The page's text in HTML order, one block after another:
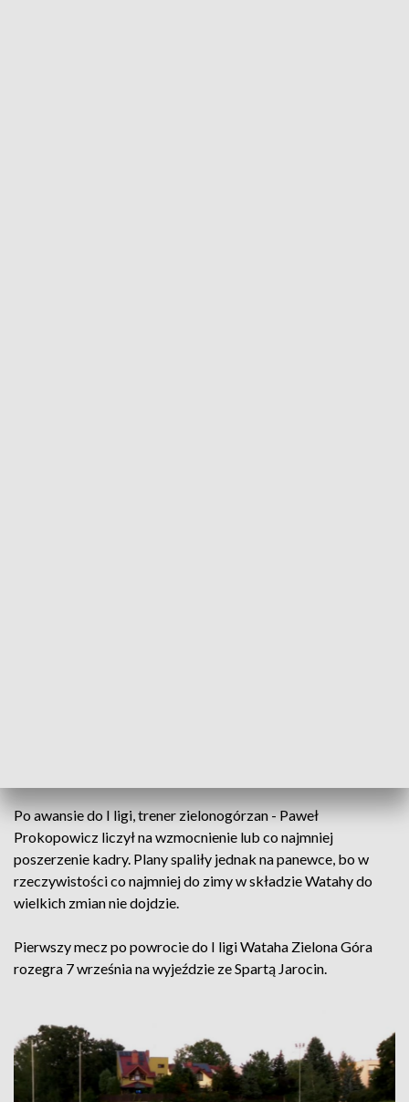
Po awansie do I ligi, trener zielonogórzan - Paweł
Prokopowicz liczył na wzmocnienie lub co najmniej
poszerzenie kadry. Plany spaliły jednak na panewce, bo w
rzeczywistości co najmniej do zimy w składzie Watahy do
wielkich zmian nie dojdzie.
Pierwszy mecz po powrocie do I ligi Wataha Zielona Góra
rozegra 7 września na wyjeździe ze Spartą Jarocin.